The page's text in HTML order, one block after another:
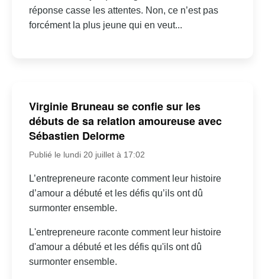
réponse casse les attentes. Non, ce n’est pas
forcément la plus jeune qui en veut...
Virginie Bruneau se confie sur les
débuts de sa relation amoureuse avec
Sébastien Delorme
Publié le lundi 20 juillet à 17:02
L’entrepreneure raconte comment leur histoire
d’amour a débuté et les défis qu’ils ont dû
surmonter ensemble.
L'entrepreneure raconte comment leur histoire
d'amour a débuté et les défis qu'ils ont dû
surmonter ensemble.